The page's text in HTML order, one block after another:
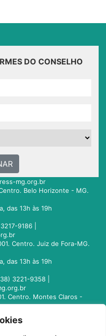
DO CONSELHO
mg.org.br
Belo Horizonte - MG.
das 13h às 19h
9186 |
Centro. Juiz de Fora-MG.
das 13h às 19h
3221-9358 |
Centro. Montes Claros -